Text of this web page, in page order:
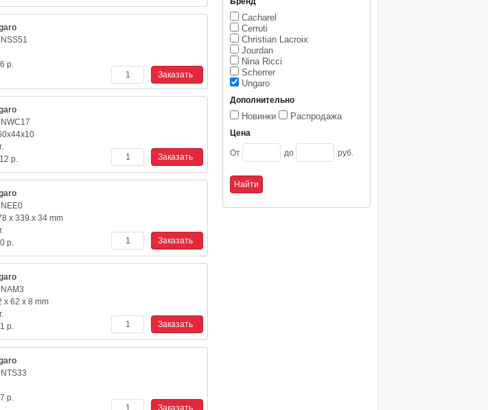
Cacharel
Cerruti
Christian Lacroix
Jourdan
Nina Ricci
Scherrer
Ungaro
Дополнительно
Новинки Распродажа
Цена
От до руб.
р.
р.
x 339 x 34 mm
р.
x 62 x 8 mm
р.
р.